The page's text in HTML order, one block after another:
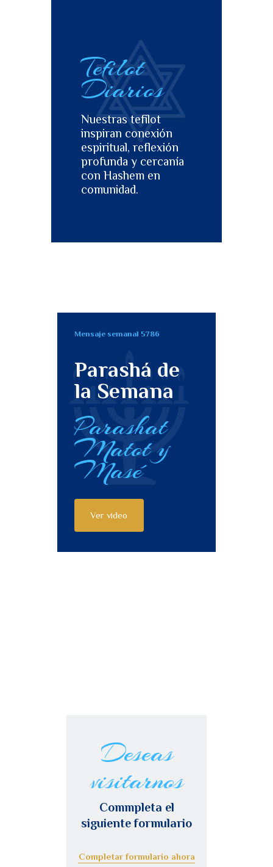
Tefilot
Diarios
Nuestras tefilot
inspiran conexión
espiritual, reflexión
profunda y cercanía
con Hashem en
comunidad.
Mensaje semanal 5786
Parashá de
la Semana
Parashat
Matot y
Masé
Ver video
Deseas
visitarnos
Сommpleta el
siguiente formulario
Completar formulario ahora